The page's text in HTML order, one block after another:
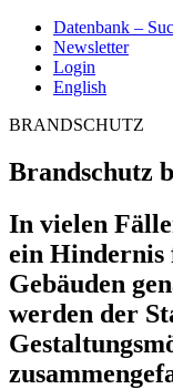
Datenbank –
Newsletter
Login
English
BRANDSCHUTZ
Brandschutz
In vielen
ein Hindernis
Gebäuden
werden der